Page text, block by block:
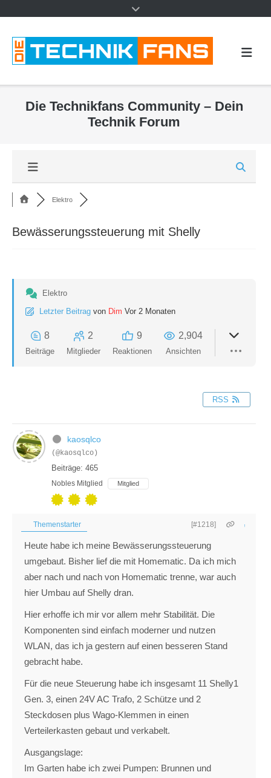
Die Technikfans Community – Dein
Technik Forum
Elektro
Bewässerungssteuerung mit Shelly
Elektro
Letzter Beitrag von Dim Vor 2 Monaten
8
Beiträge
2
Mitglieder
9
Reaktionen
2,904
Ansichten
RSS
kaosqlco
(@kaosqlco)
Beiträge: 465
Nobles Mitglied Mitglied
Themenstarter [#1218]
Heute habe ich meine Bewässerungssteuerung
umgebaut. Bisher lief die mit Homematic. Da ich mich
aber nach und nach von Homematic trenne, war auch
hier Umbau auf Shelly dran.
Hier erhoffe ich mir vor allem mehr Stabilität. Die
Komponenten sind einfach moderner und nutzen
WLAN, das ich ja gestern auf einen besseren Stand
gebracht habe.
Für die neue Steuerung habe ich insgesamt 11 Shelly1
Gen. 3, einen 24V AC Trafo, 2 Schütze und 2
Steckdosen plus Wago-Klemmen in einen
Verteilerkasten gebaut und verkabelt.
Ausgangslage:
Im Garten habe ich zwei Pumpen: Brunnen und